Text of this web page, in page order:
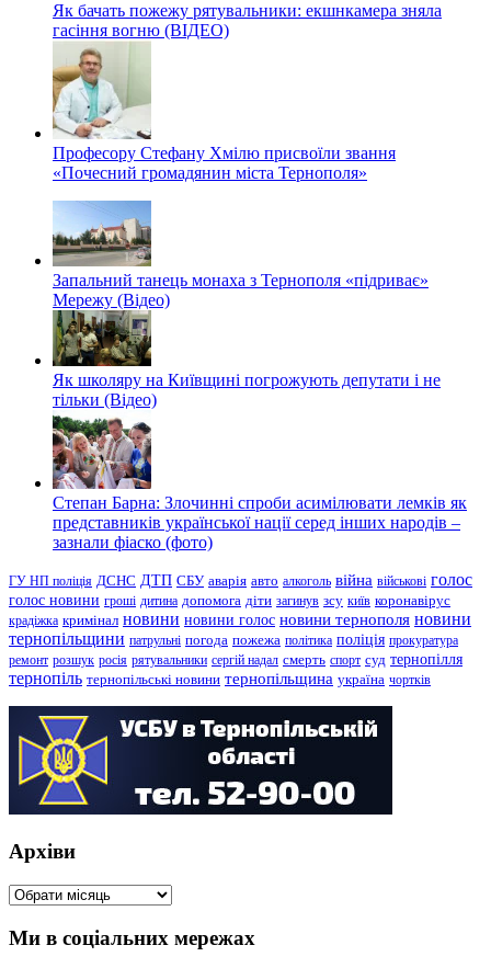
Як бачать пожежу рятувальники: екшнкамера зняла
гасіння вогню (ВІДЕО)
Професору Стефану Хмілю присвоїли звання
«Почесний громадянин міста Тернополя»
Запальний танець монаха з Тернополя «підриває»
Мережу (Відео)
Як школяру на Київщині погрожують депутати і не
тільки (Відео)
Степан Барна: Злочинні спроби асимілювати лемків як
представників української нації серед інших народів –
зазнали фіаско (фото)
ГУ НП поліція ДСНС ДТП СБУ аварія авто алкоголь війна військові голос
голос новини гроші дитина допомога діти загинув зсу київ коронавірус
крадіжка кримінал новини новини голос новини тернополя новини
тернопільщини патрульні погода пожежа політика поліція прокуратура
ремонт розшук росія рятувальники сергій надал смерть спорт суд тернопілля
тернопіль тернопільські новини тернопільщина україна чортків
Архіви
Архіви
Ми в соціальних мережах